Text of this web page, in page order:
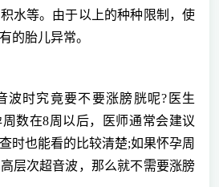
水等。由于以上的种种限制，使
的胎儿异常。
时究竟要不要涨膀胱呢?医生
数在8周以后，医师通常会建议
时也能看的比较清楚;如果怀孕周
层次超音波，那么就不需要涨膀